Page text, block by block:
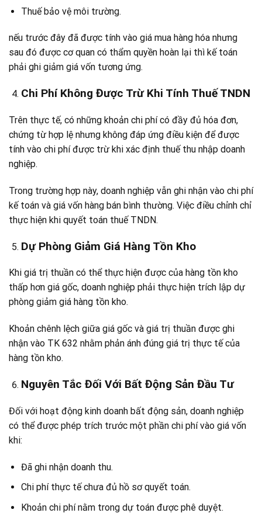
Thuế bảo vệ môi trường.
nếu trước đây đã được tính vào giá mua hàng hóa nhưng
sau đó được cơ quan có thẩm quyền hoàn lại thì kế toán
phải ghi giảm giá vốn tương ứng.
Chi Phí Không Được Trừ Khi Tính Thuế TNDN
Trên thực tế, có những khoản chi phí có đầy đủ hóa đơn,
chứng từ hợp lệ nhưng không đáp ứng điều kiện để được
tính vào chi phí được trừ khi xác định thuế thu nhập doanh
nghiệp.
Trong trường hợp này, doanh nghiệp vẫn ghi nhận vào chi phí
kế toán và giá vốn hàng bán bình thường. Việc điều chỉnh chỉ
thực hiện khi quyết toán thuế TNDN.
Dự Phòng Giảm Giá Hàng Tồn Kho
Khi giá trị thuần có thể thực hiện được của hàng tồn kho
thấp hơn giá gốc, doanh nghiệp phải thực hiện trích lập dự
phòng giảm giá hàng tồn kho.
Khoản chênh lệch giữa giá gốc và giá trị thuần được ghi
nhận vào TK 632 nhằm phản ánh đúng giá trị thực tế của
hàng tồn kho.
Nguyên Tắc Đối Với Bất Động Sản Đầu Tư
Đối với hoạt động kinh doanh bất động sản, doanh nghiệp
có thể được phép trích trước một phần chi phí vào giá vốn
khi:
Đã ghi nhận doanh thu.
Chi phí thực tế chưa đủ hồ sơ quyết toán.
Khoản chi phí nằm trong dự toán được phê duyệt.